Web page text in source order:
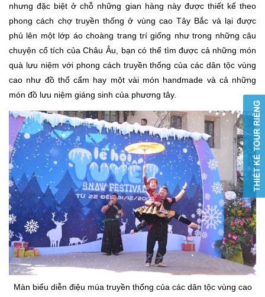
nhưng đặc biệt ở chỗ những gian hàng này được thiết kế theo
phong cách chợ truyền thống ở vùng cao Tây Bắc và lại được
phủ lên một lớp áo choàng trang trí giống như trong những câu
chuyện cổ tích của Châu Âu, bạn có thể tìm được cả những món
quà lưu niệm với phong cách truyền thống của các dân tộc vùng
cao như đồ thổ cẩm hay một vài món handmade và cả những
món đồ lưu niệm giáng sinh của phương tây.
Màn biểu diễn điệu múa truyền thống của các dân tộc vùng cao